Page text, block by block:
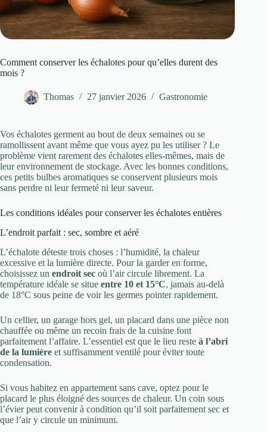
Comment conserver les échalotes pour qu’elles durent des
mois ?
Thomas 27 janvier 2026 Gastronomie
Vos échalotes germent au bout de deux semaines ou se
ramollissent avant même que vous ayez pu les utiliser ? Le
problème vient rarement des échalotes elles-mêmes, mais de
leur environnement de stockage. Avec les bonnes conditions,
ces petits bulbes aromatiques se conservent plusieurs mois
sans perdre ni leur fermeté ni leur saveur.
Les conditions idéales pour conserver les échalotes entières
L’endroit parfait : sec, sombre et aéré
L’échalote déteste trois choses : l’humidité, la chaleur
excessive et la lumière directe. Pour la garder en forme,
choisissez un endroit sec où l’air circule librement. La
température idéale se situe entre 10 et 15°C, jamais au-delà
de 18°C sous peine de voir les germes pointer rapidement.
Un cellier, un garage hors gel, un placard dans une pièce non
chauffée ou même un recoin frais de la cuisine font
parfaitement l’affaire. L’essentiel est que le lieu reste à l’abri
de la lumière et suffisamment ventilé pour éviter toute
condensation.
Si vous habitez en appartement sans cave, optez pour le
placard le plus éloigné des sources de chaleur. Un coin sous
l’évier peut convenir à condition qu’il soit parfaitement sec et
que l’air y circule un minimum.